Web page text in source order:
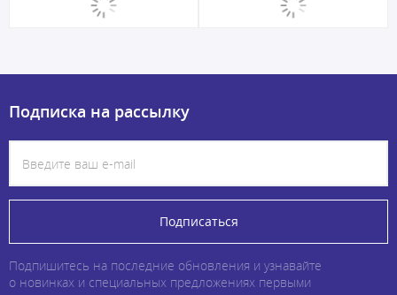
Подписка на рассылку
Подписаться
Подпишитесь на последние обновления и узнавайте
о новинках и специальных предложениях первыми